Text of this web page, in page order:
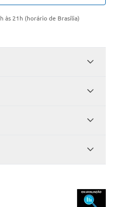
às 21h (horário de Brasília)